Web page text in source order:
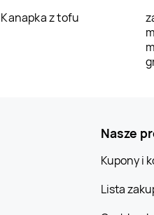
Kanapka z tofu
Nasze
Kupony i
Lista